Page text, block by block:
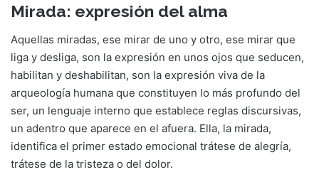
Mirada: expresión del alma
Aquellas miradas, ese mirar de uno y otro, ese mirar que
liga y desliga, son la expresión en unos ojos que seducen,
habilitan y deshabilitan, son la expresión viva de la
arqueología humana que constituyen lo más profundo del
ser, un lenguaje interno que establece reglas discursivas,
un adentro que aparece en el afuera. Ella, la mirada,
identifica el primer estado emocional trátese de alegría,
trátese de la tristeza o del dolor.